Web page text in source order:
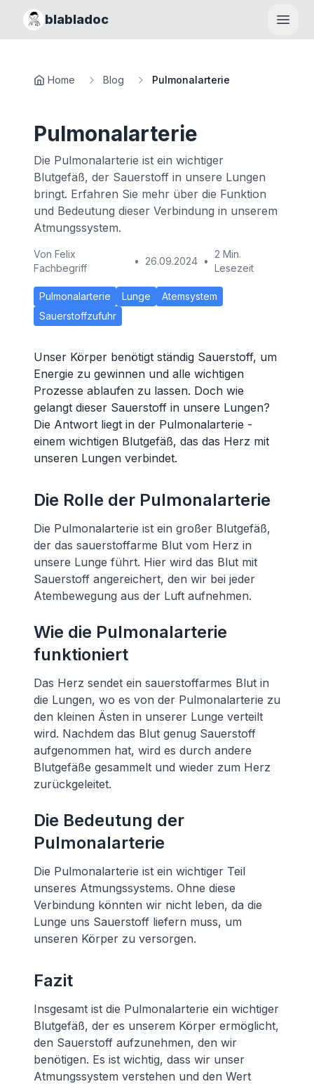
blabladoc
Home Blog Pulmonalarterie
Pulmonalarterie
Die Pulmonalarterie ist ein wichtiger
Blutgefäß, der Sauerstoff in unsere Lungen
bringt. Erfahren Sie mehr über die Funktion
und Bedeutung dieser Verbindung in unserem
Atmungssystem.
Von Felix
Fachbegriff
• 26.09.2024 •
2 Min.
Lesezeit
Pulmonalarterie Lunge
Atemsystem
Sauerstoffzufuhr
Unser Körper benötigt ständig Sauerstoff, um
Energie zu gewinnen und alle wichtigen
Prozesse ablaufen zu lassen. Doch wie
gelangt dieser Sauerstoff in unsere Lungen?
Die Antwort liegt in der Pulmonalarterie -
einem wichtigen Blutgefäß, das das Herz mit
unseren Lungen verbindet.
Die Rolle der Pulmonalarterie
Die Pulmonalarterie ist ein großer Blutgefäß,
der das sauerstoffarme Blut vom Herz in
unsere Lunge führt. Hier wird das Blut mit
Sauerstoff angereichert, den wir bei jeder
Atembewegung aus der Luft aufnehmen.
Wie die Pulmonalarterie
funktioniert
Das Herz sendet ein sauerstoffarmes Blut in
die Lungen, wo es von der Pulmonalarterie zu
den kleinen Ästen in unserer Lunge verteilt
wird. Nachdem das Blut genug Sauerstoff
aufgenommen hat, wird es durch andere
Blutgefäße gesammelt und wieder zum Herz
zurückgeleitet.
Die Bedeutung der
Pulmonalarterie
Die Pulmonalarterie ist ein wichtiger Teil
unseres Atmungssystems. Ohne diese
Verbindung könnten wir nicht leben, da die
Lunge uns Sauerstoff liefern muss, um
unseren Körper zu versorgen.
Fazit
Insgesamt ist die Pulmonalarterie ein wichtiger
Blutgefäß, der es unserem Körper ermöglicht,
den Sauerstoff aufzunehmen, den wir
benötigen. Es ist wichtig, dass wir unser
Atmungssystem verstehen und den Wert